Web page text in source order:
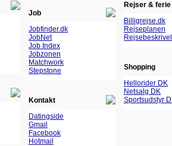
Job
Jobfinder.dk
JobNet
Job Index
Jobzonen
Matchwork
Stepstone
Kontakt
Datingside
Gmail
Facebook
Hotmail
Rejser & ferie
Billigrejse.dk
Rejseplanen
Shopping
Hellorider DK
Netsalg DK
Sportsudstyr